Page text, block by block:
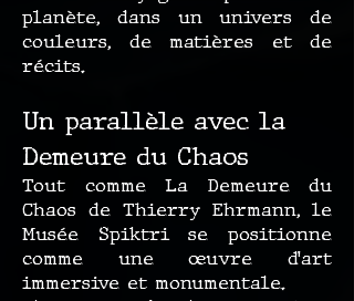
planète, dans un univers de
couleurs, de matières et de
récits.
Un parallèle avec la
Demeure du Chaos
Tout comme La Demeure du
Chaos de Thierry Ehrmann, le
Musée Spiktri se positionne
comme une œuvre d’art
immersive et monumentale.